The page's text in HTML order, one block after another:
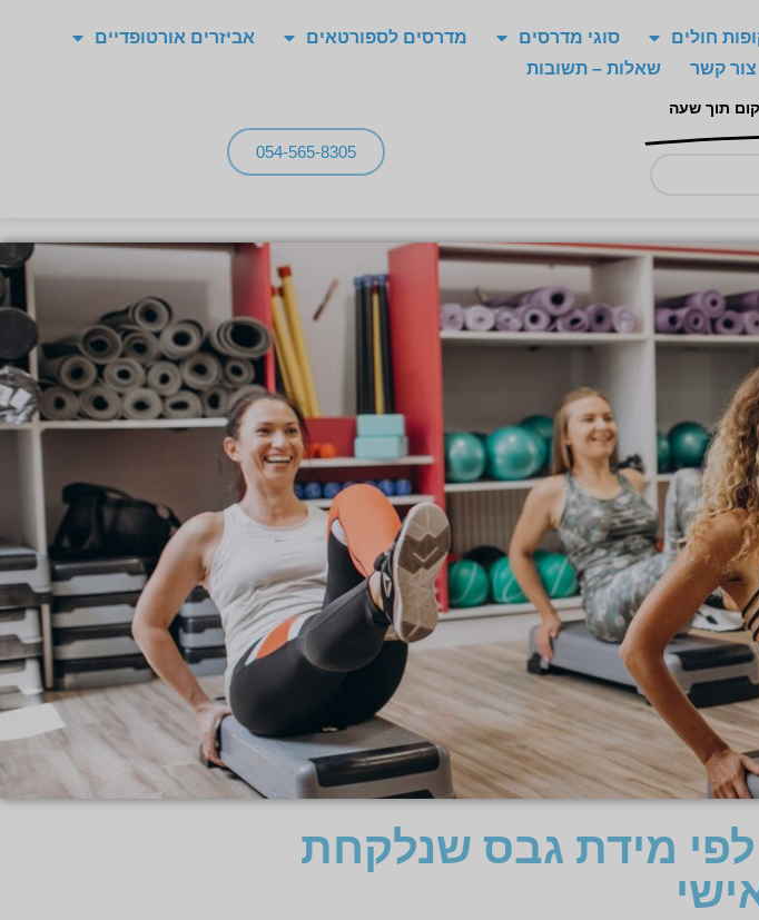
חולים סוגי מדרסים מדרסים לספורטאים
אביזרים אורטופדיים
צור קשר שאלות – תשובות
תוך שעה
054-565-8305
לפי מידת גבס שנלקחת